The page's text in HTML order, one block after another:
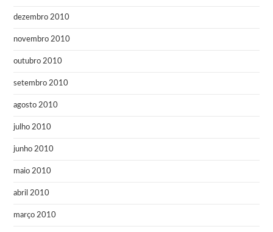
dezembro 2010
novembro 2010
outubro 2010
setembro 2010
agosto 2010
julho 2010
junho 2010
maio 2010
abril 2010
março 2010